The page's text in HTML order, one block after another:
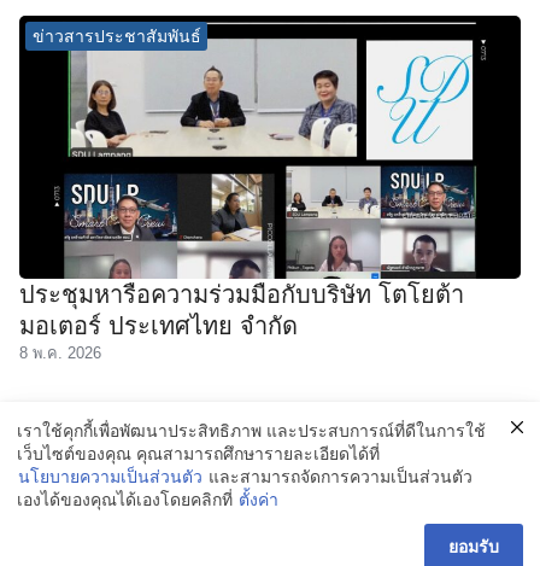
ข่าวสารประชาสัมพันธ์
ประชุมหารือความร่วมมือกับบริษัท โตโยต้า
มอเตอร์ ประเทศไทย จำกัด
8 พ.ค. 2026
1 2
©2026 LAMPANG.DUSIT.AC.TH. ALL RIGHTS RESERVED.
เราใช้คุกกี้เพื่อพัฒนาประสิทธิภาพ และประสบการณ์ที่ดีในการใช้
เว็บไซต์ของคุณ คุณสามารถศึกษารายละเอียดได้ที่
นโยบายความเป็นส่วนตัว และสามารถจัดการความเป็นส่วนตัว
เองได้ของคุณได้เองโดยคลิกที่ ตั้งค่า
ยอมรับ